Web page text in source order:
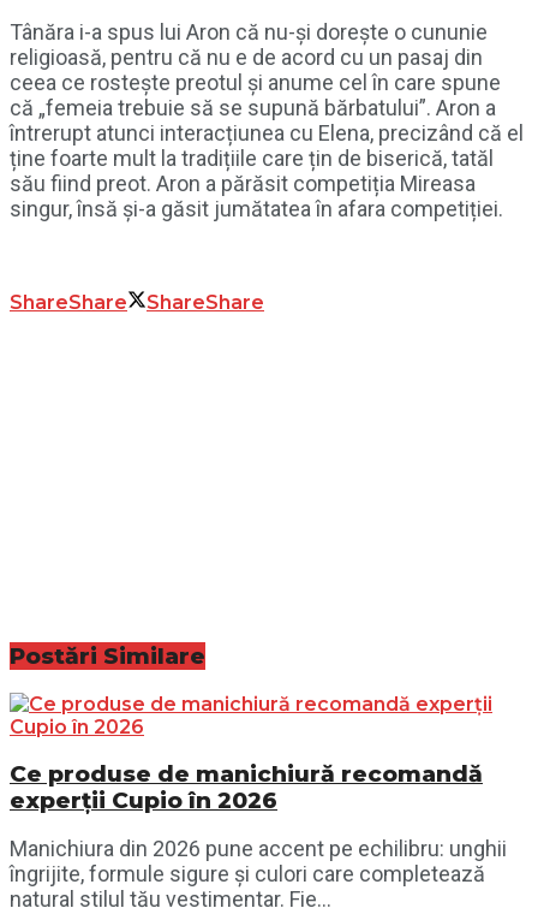
Tânăra i-a spus lui Aron că nu-și dorește o cununie
religioasă, pentru că nu e de acord cu un pasaj din
ceea ce rostește preotul și anume cel în care spune
că „femeia trebuie să se supună bărbatului”. Aron a
întrerupt atunci interacțiunea cu Elena, precizând că el
ține foarte mult la tradițiile care țin de biserică, tatăl
său fiind preot. Aron a părăsit competiția Mireasa
singur, însă și-a găsit jumătatea în afara competiției.
ShareShare ShareShare
Postări Similare
Ce produse de manichiură recomandă
experții Cupio în 2026
Manichiura din 2026 pune accent pe echilibru: unghii
îngrijite, formule sigure și culori care completează
natural stilul tău vestimentar. Fie...